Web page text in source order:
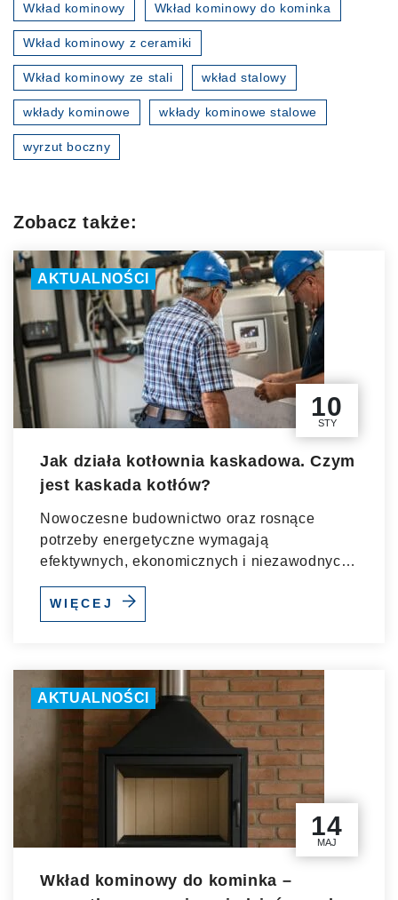
Wkład kominowy Wkład kominowy do kominka
Wkład kominowy z ceramiki
Wkład kominowy ze stali wkład stalowy
wkłady kominowe wkłady kominowe stalowe
wyrzut boczny
Zobacz także:
AKTUALNOŚCI
10
STY
Jak działa kotłownia kaskadowa. Czym
jest kaskada kotłów?
Nowoczesne budownictwo oraz rosnące
potrzeby energetyczne wymagają
efektywnych, ekonomicznych i niezawodnych
WIĘCEJ
AKTUALNOŚCI
14
MAJ
Wkład kominowy do kominka –